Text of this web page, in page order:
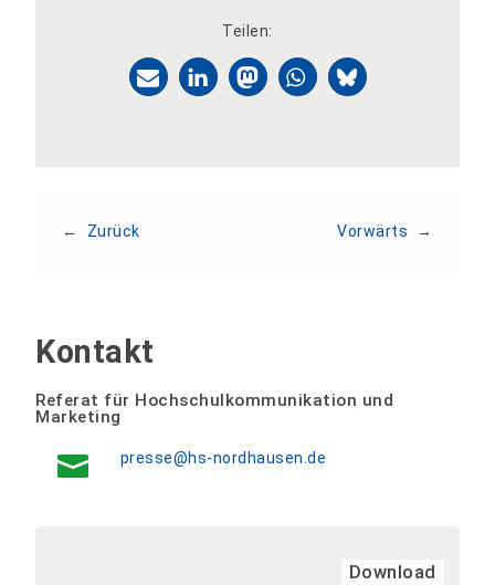
Teilen:
← Zurück Vorwärts →
Kontakt
Referat für Hochschulkommunikation und
Marketing
presse@hs-nordhausen.de
Download